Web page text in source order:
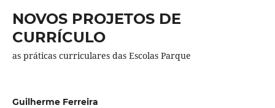
NOVOS PROJETOS DE
CURRÍCULO
as práticas curriculares das Escolas Parque
Guilherme Ferreira